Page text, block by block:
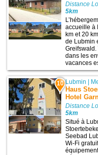
Distance
5km
accueille à
km et 20
de Lubmin
dans les
vacances
10 Lubmin |
Haus
Hotel
Distance
5km
Situé à
Seebad
Wi-Fi